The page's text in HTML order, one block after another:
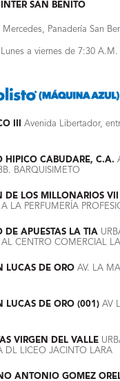
SAN BENITO
Mercedes, Panadería San
a viernes de 7:30 A.M.
III Avenida Libertador,
HIPICO CABUDARE, C.A.
BARQUISIMETO
DE LOS MILLONARIOS VII
A LA PERFUMERÍA
DE APUESTAS LA TIA
AL CENTRO COMERCIAL
LUCAS DE ORO AV. LA
LUCAS DE ORO (001) AV
VIRGEN DEL VALLE
DL LICEO JACINTO LARA
ANTONIO GOMEZ